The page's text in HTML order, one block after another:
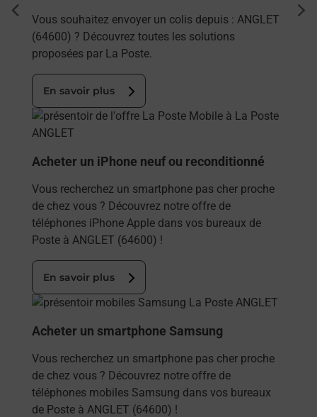
Vous souhaitez envoyer un colis depuis : ANGLET
(64600) ? Découvrez toutes les solutions
proposées par La Poste.
En savoir plus
En savoir plus
Acheter un iPhone neuf ou reconditionné
Vous recherchez un smartphone pas cher proche
de chez vous ? Découvrez notre offre de
téléphones iPhone Apple dans vos bureaux de
Poste à ANGLET (64600) !
En savoir plus
En savoir plus
Acheter un smartphone Samsung
Vous recherchez un smartphone pas cher proche
de chez vous ? Découvrez notre offre de
téléphones mobiles Samsung dans vos bureaux
de Poste à ANGLET (64600) !